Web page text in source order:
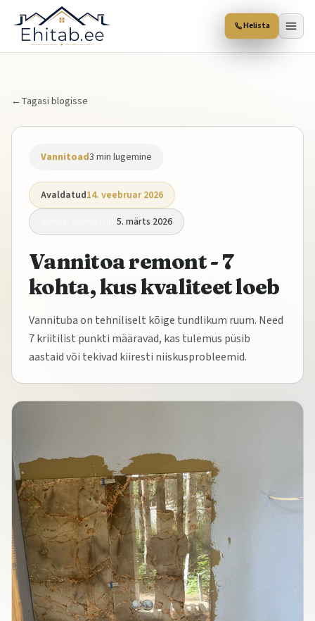
Helista
←Tagasi blogisse
Vannitoad3 min lugemine
Avaldatud14. veebruar 2026
5. märts 2026
Vannitoa remont - 7
kohta, kus kvaliteet loeb
Vannituba on tehniliselt kõige tundlikum ruum. Need
7 kriitilist punkti määravad, kas tulemus püsib
aastaid või tekivad kiiresti niiskusprobleemid.